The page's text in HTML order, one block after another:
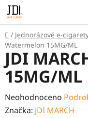
Přejít
na
obsah
Domů
/ Jednorázové e-
Watermelon 15MG/ML
JDI
15MG/ML
Průměrné
hodnocení
Neohodnoceno
Značka: JDI MARCH